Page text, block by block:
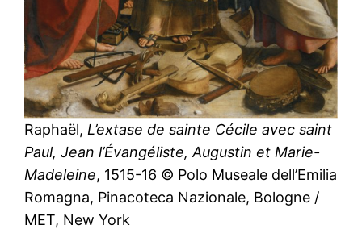
Raphaël, L’extase de sainte Cécile avec saint
Paul, Jean l’Évangéliste, Augustin et Marie-
Madeleine, 1515-16 © Polo Museale dell’Emilia
Romagna, Pinacoteca Nazionale, Bologne /
MET, New York